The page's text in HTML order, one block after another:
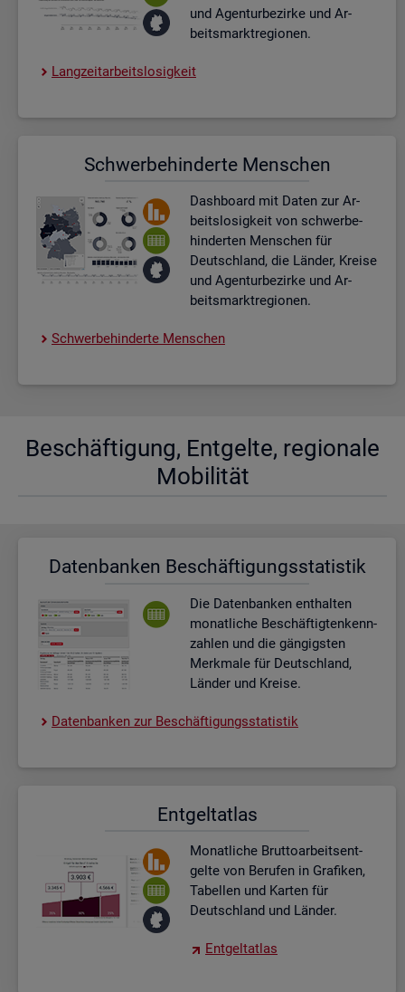
und Agen­tur­be­zir­ke und Ar­
beits­markt­re­gio­nen.
Lang­zeit­ar­beits­lo­sig­keit
Schwer­be­hin­der­te Men­schen
Dash­board mit Daten zur Ar­
beits­lo­sig­keit von schwer­be­
hin­der­ten Men­schen für
Deutsch­land, die Län­der, Krei­se
und Agen­tur­be­zir­ke und Ar­
beits­markt­re­gio­nen.
Schwer­be­hin­der­te Men­schen
Be­schäf­ti­gung, Ent­gel­te, re­gio­na­le
Mo­bi­li­tät
Da­ten­ban­ken Be­schäf­ti­gungs­sta­tis­tik
Die Da­ten­ban­ken ent­hal­ten
mo­nat­li­che Be­schäf­tig­ten­kenn­
zah­len und die gän­gigs­ten
Merk­ma­le für Deutsch­land,
Län­der und Krei­se.
Da­ten­ban­ken zur Be­schäf­ti­gungs­sta­tis­tik
Ent­gel­t­at­las
Mo­nat­li­che Brut­to­ar­beits­ent­
gel­te von Be­ru­fen in Gra­fi­ken,
Ta­bel­len und Kar­ten für
Deutsch­land und Län­der.
Ent­gel­t­at­las